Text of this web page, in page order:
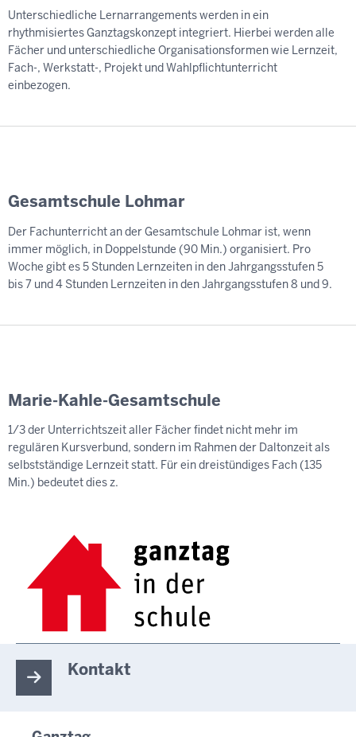
Unterschiedliche Lernarrangements werden in ein
rhythmisiertes Ganztagskonzept integriert. Hierbei werden alle
Fächer und unterschiedliche Organisationsformen wie Lernzeit,
Fach-, Werkstatt-, Projekt und Wahlpflichtunterricht
einbezogen.
Gesamtschule Lohmar
Der Fachunterricht an der Gesamtschule Lohmar ist, wenn
immer möglich, in Doppelstunde (90 Min.) organisiert. Pro
Woche gibt es 5 Stunden Lernzeiten in den Jahrgangsstufen 5
bis 7 und 4 Stunden Lernzeiten in den Jahrgangsstufen 8 und 9.
Marie-Kahle-Gesamtschule
1/3 der Unterrichtszeit aller Fächer findet nicht mehr im
regulären Kursverbund, sondern im Rahmen der Daltonzeit als
selbstständige Lernzeit statt. Für ein dreistündiges Fach (135
Min.) bedeutet dies z.
Kontakt